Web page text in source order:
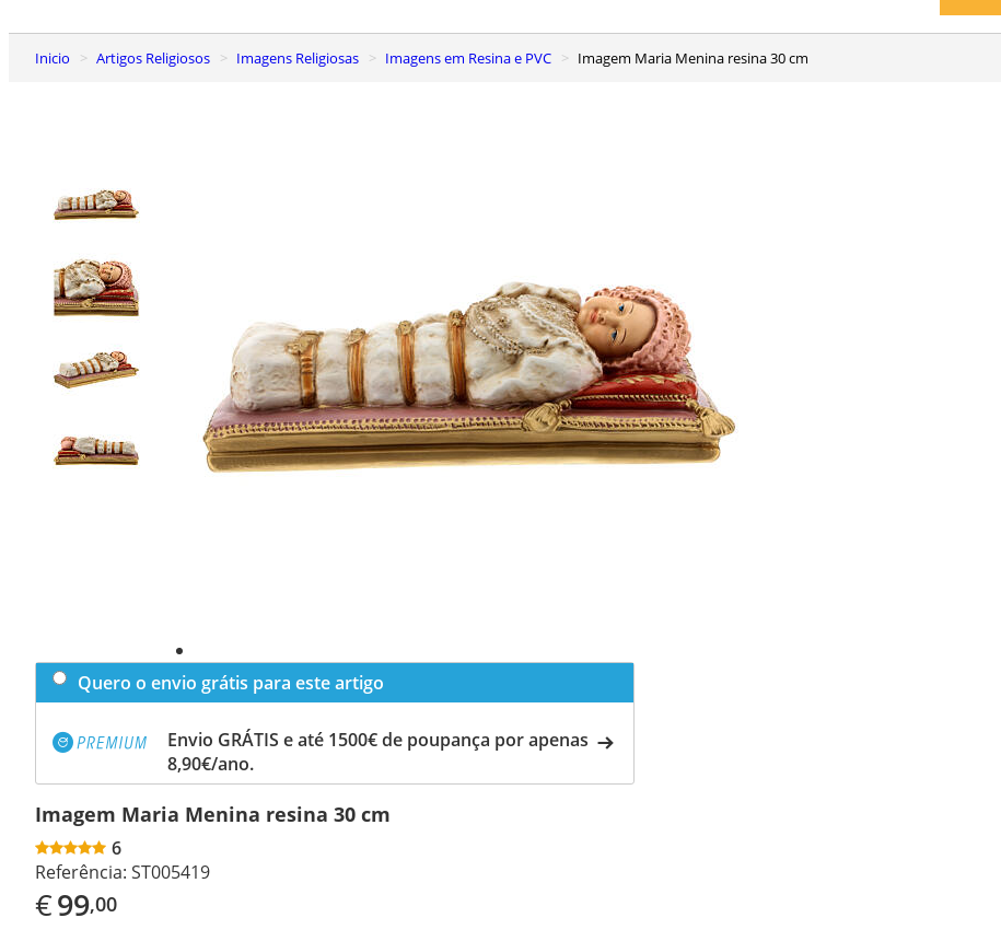
Inicio Artigos Religiosos Imagens Religiosas Imagens em Resina e PVC Imagem Maria Menina resina 30 cm
Quero o envio grátis para este artigo
Envio GRÁTIS e até 1500€ de poupança por apenas
8,90€/ano.
Imagem Maria Menina resina 30 cm
6
Referência: ST005419
€99,00